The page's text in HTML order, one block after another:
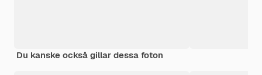
Du kanske också gillar dessa foton